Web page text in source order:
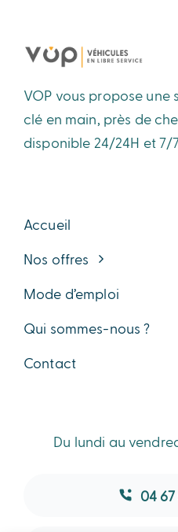
VOP vous propose une
clé en main, près de
disponible 24/24H et 7/
Accueil
Nos offres
Mode d’emploi
Qui sommes-nous ?
Contact
Du lundi au
04